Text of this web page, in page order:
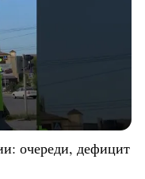
очереди, дефицит